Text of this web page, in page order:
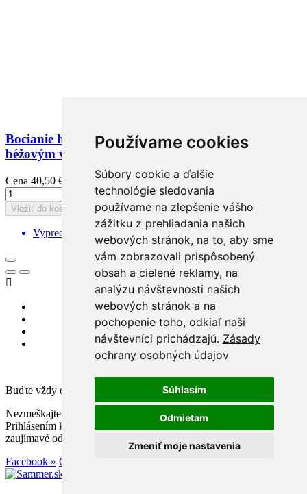
Používame cookies
Súbory cookie a ďalšie
technológie sledovania
používame na zlepšenie vášho
zážitku z prehliadania našich
webových stránok, na to, aby sme
vám zobrazovali prispôsobený
obsah a cielené reklamy, na
analýzu návštevnosti našich
webových stránok a na
pochopenie toho, odkiaľ naši
návštevníci prichádzajú. Zásady
ochrany osobných údajov
Súhlasím
Odmietam
Zmeniť moje nastavenia
Bocianie hniezdo v tmavej farbe, 80cm s veľkým
béžovým vankúšom
Cena 40,50 €
Vložiť do košíka
Vypredané

Buďte vždy o krok vpred!
Nezmeškajte špeciálne akcie, exkluzívne zľavy a novinky.
Prihlásením k odberu Vám neunikne žiadna akcia ani súťaž o
zaujímavé odmeny.
Facebook » Odber emailom »